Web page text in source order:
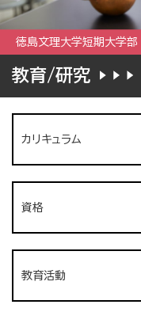
徳島文理大学短期大学部
教育/研究
カリキュラム
資格
教育活動